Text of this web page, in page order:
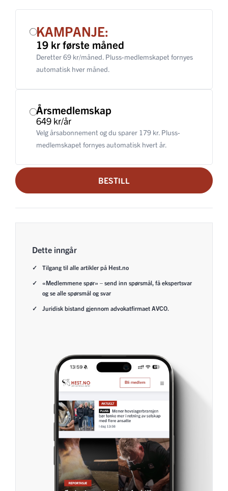
KAMPANJE:
19 kr første måned
Deretter 69 kr/måned. Pluss-medlemskapet fornyes
automatisk hver måned.
Årsmedlemskap
649 kr/år
Velg årsabonnement og du sparer 179 kr. Pluss-
medlemskapet fornyes automatisk hvert år.
BESTILL
Dette inngår
Tilgang til alle artikler på Hest.no
«Medlemmene spør» – send inn spørsmål, få ekspertsvar
og se alle spørsmål og svar
Juridisk bistand gjennom advokatfirmaet AVCO.